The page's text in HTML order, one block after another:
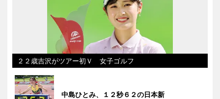
２２歳吉沢がツアー初Ｖ 女子ゴルフ
中島ひとみ、１２秒６２の日本新